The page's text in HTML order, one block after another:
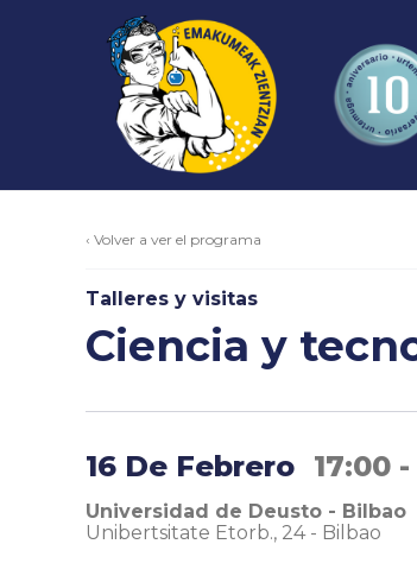
‹ Volver a ver el programa
Talleres y visitas
Ciencia y
16 De Febrero 17:00
Universidad de Deusto - Bilbao
Unibertsitate Etorb., 24- Bilbao